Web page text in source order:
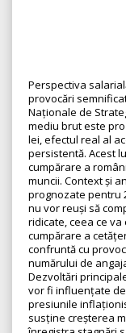
Perspectiva
provocări
Naționale de
mediu brut este
lei, efectul real al
persistentă. Acest
cumpărare a
muncii. Context și
prognozate pentru
nu vor reuși să
ridicate, ceea ce
cumpărare a
confruntă cu
numărului de
Dezvoltări
vor fi influențate
presiunile
susține creșterea